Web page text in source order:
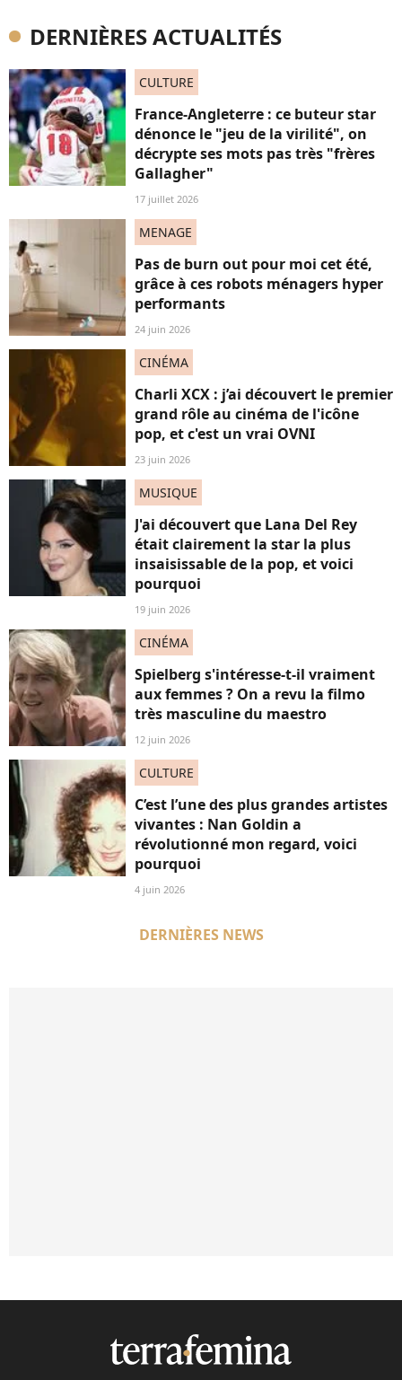
DERNIÈRES ACTUALITÉS
CULTURE
France-Angleterre : ce buteur star
dénonce le "jeu de la virilité", on
décrypte ses mots pas très "frères
Gallagher"
17 juillet 2026
MENAGE
Pas de burn out pour moi cet été,
grâce à ces robots ménagers hyper
performants
24 juin 2026
CINÉMA
Charli XCX : j’ai découvert le premier
grand rôle au cinéma de l'icône
pop, et c'est un vrai OVNI
23 juin 2026
MUSIQUE
J'ai découvert que Lana Del Rey
était clairement la star la plus
insaisissable de la pop, et voici
pourquoi
19 juin 2026
CINÉMA
Spielberg s'intéresse-t-il vraiment
aux femmes ? On a revu la filmo
très masculine du maestro
12 juin 2026
CULTURE
C’est l’une des plus grandes artistes
vivantes : Nan Goldin a
révolutionné mon regard, voici
pourquoi
4 juin 2026
DERNIÈRES NEWS